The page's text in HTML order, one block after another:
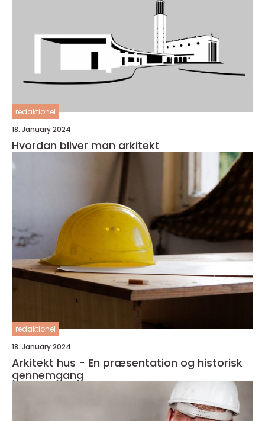
redaktionel
18. January 2024
Hvordan bliver man arkitekt
redaktionel
18. January 2024
Arkitekt hus - En præsentation og historisk
gennemgang